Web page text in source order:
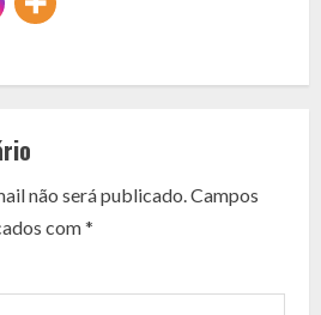
não será publicado.Campos
com*